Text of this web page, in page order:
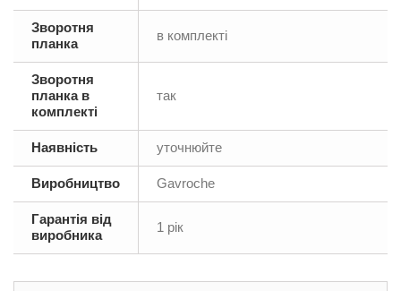
Зворотня
планка
в комплекті
Зворотня
планка в
комплекті
так
Наявність уточнюйте
Виробництво Gavroche
Гарантія від
виробника
1 рік